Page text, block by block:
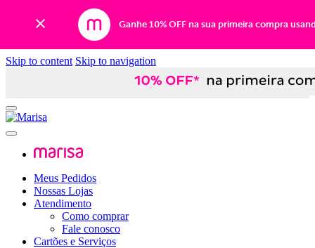
Ganhe 10% OFF na sua primeira compra
Skip to content Skip to navigation
Meus Pedidos
Nossas Lojas
Atendimento
Como comprar
Fale conosco
Cartões e Serviços